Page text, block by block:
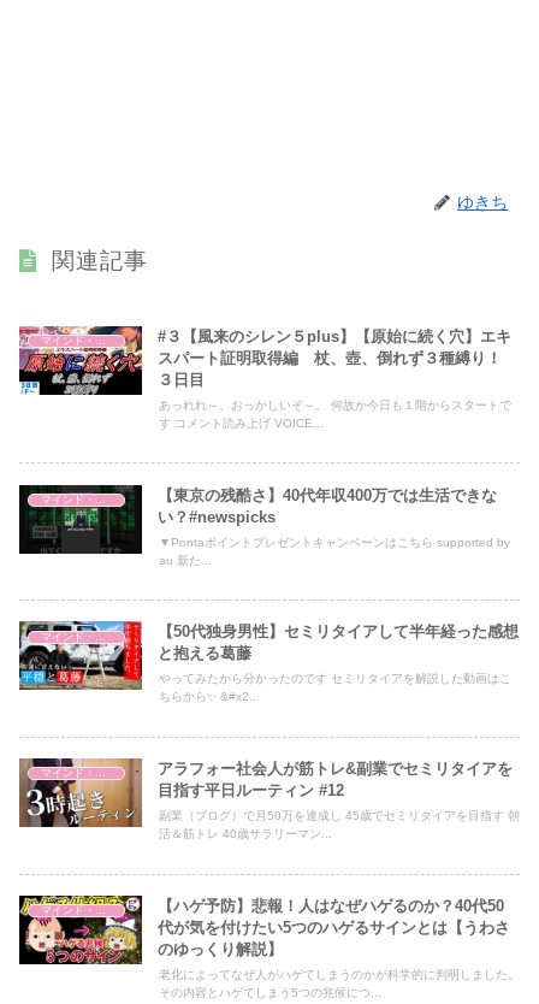
ゆきち
関連記事
#３【風来のシレン５plus】【原始に続く穴】エキ
スパート証明取得編 杖、壺、倒れず３種縛り！
３日目
あっれれ～、おっかしいぞ～。 何故か今日も１階からスタートで
す コメント読み上げ VOICE...
【東京の残酷さ】40代年収400万では生活できな
い？#newspicks
▼Pontaポイントプレゼントキャンペーンはこちら supported by
au 新た...
【50代独身男性】セミリタイアして半年経った感想
と抱える葛藤
やってみたから分かったのです セミリタイアを解説した動画はこ
ちらから✨ &#x2...
マインド・哲学
アラフォー社会人が筋トレ&副業でセミリタイアを
目指す平日ルーティン #12
副業（ブログ）で月50万を達成し 45歳でセミリタイアを目指す 朝
活＆筋トレ 40歳サラリーマン...
マインド・哲学
【ハゲ予防】悲報！人はなぜハゲるのか？40代50
代が気を付けたい5つのハゲるサインとは【うわさ
のゆっくり解説】
老化によってなぜ人がハゲてしまうのかが科学的に判明しました。
その内容とハゲてしまう5つの兆候につ...